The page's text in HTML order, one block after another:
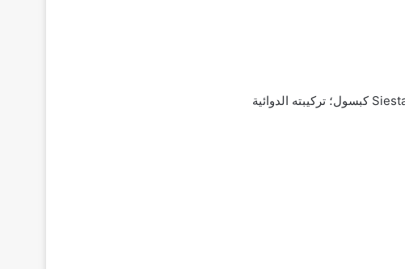
وفي‌ ‌مقالنا‌ ‌هذا‌ ‌سنناقش‌ ‌أهم‌ ‌المعلومات‌ ‌المتاحة‌ ‌عن‌ أحد أدوية المهدئات والمنومات؛ دواء Siesta كبسول؛ ‌تركيبته‌ ‌الدوائية‌